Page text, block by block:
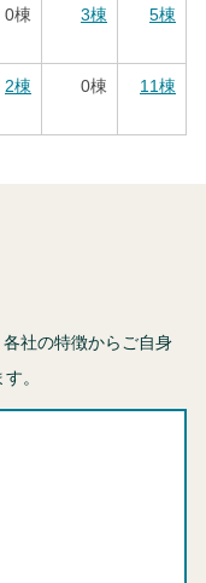
0棟 3棟 5棟
2棟 0棟 11棟
社の特徴からご自身
。